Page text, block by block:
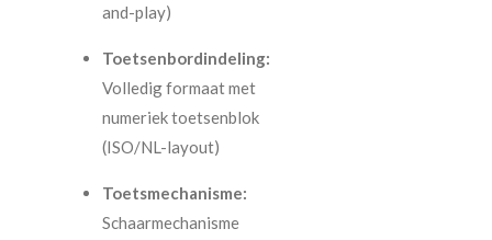
and-play)
Toetsenbordindeling:
Volledig formaat met
numeriek toetsenblok
(ISO/NL-layout)
Toetsmechanisme:
Schaarmechanisme